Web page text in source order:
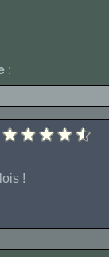
:
!